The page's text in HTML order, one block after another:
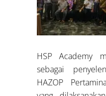
HSP Academy
sebagai
HAZOP